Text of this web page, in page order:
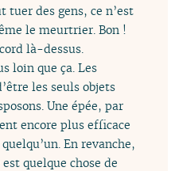
tuer des gens, ce n’est
le meurtrier. Bon !
là-dessus.
loin que ça. Les
les seuls objets
Une épée, par
encore plus efficace
En revanche,
quelque chose de